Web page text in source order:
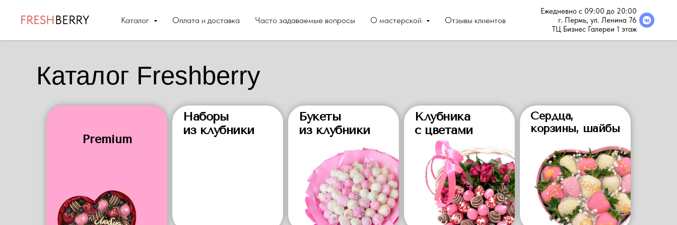
FRESHBERRY Каталог Оплата и доставка Часто задаваемые вопросы О мастерской Отзывы клиентов
Ежедневно с 09:00 до 20:00
г. Пермь, ул. Ленина 76
ТЦ Бизнес Галереи 1 этаж
Каталог Freshberry
Букеты
из клубники
Клубника
с цветами
Сердца,
корзины, шайбы
Наборы
из клубники
Premium